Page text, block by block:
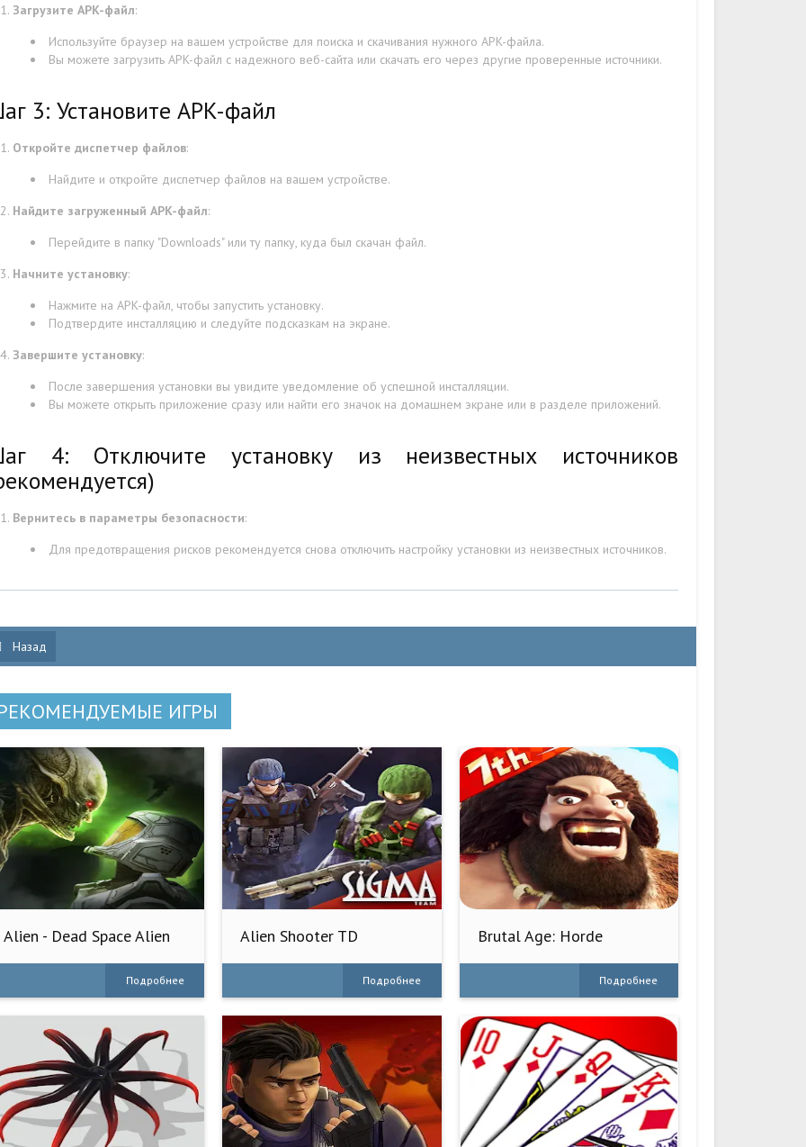
Загрузите APK-файл:
Используйте браузер на вашем устройстве для поиска и скачивания нужного APK-файла.
Вы можете загрузить APK-файл с надежного веб-сайта или скачать его через другие проверенные источники.
3: Установите APK-файл
Откройте диспетчер файлов:
Найдите и откройте диспетчер файлов на вашем устройстве.
Найдите загруженный APK-файл:
Перейдите в папку "Downloads" или ту папку, куда был скачан файл.
Начните установку:
Нажмите на APK-файл, чтобы запустить установку.
Подтвердите инсталляцию и следуйте подсказкам на экране.
Завершите установку:
После завершения установки вы увидите уведомление об успешной инсталляции.
Вы можете открыть приложение сразу или найти его значок на домашнем экране или в разделе приложений.
4: Отключите установку из неизвестных источников
Вернитесь в параметры безопасности:
Для предотвращения рисков рекомендуется снова отключить настройку установки из неизвестных источников.
Назад
ИГРЫ
Alien - Dead Space Alien
Подробнее
Alien Shooter TD
Подробнее
Brutal Age: Horde
Подробнее